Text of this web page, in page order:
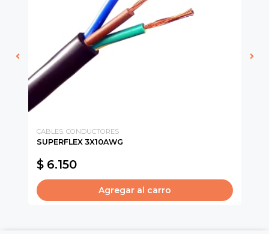
CABLES. CONDUCTORES
SUPERFLEX 3X10AWG
$ 6.150
Agregar al carro